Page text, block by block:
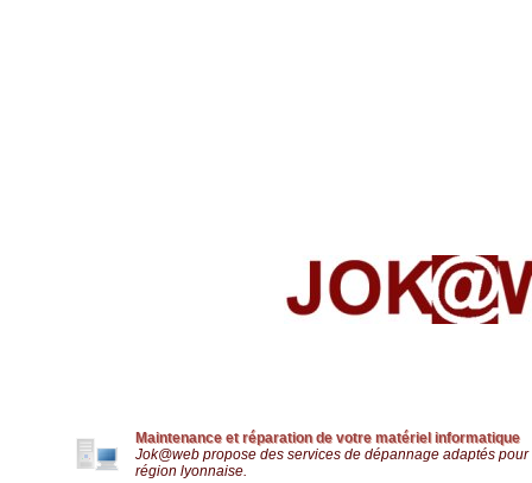
Maintenance et réparation de votre matériel informatique
Jok@web propose des services de dépannage adaptés
région lyonnaise.